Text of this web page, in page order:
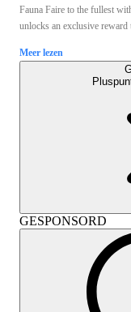
Fauna Faire to the fullest
unlocks an exclusive
Meer lezen
GESPONSORD